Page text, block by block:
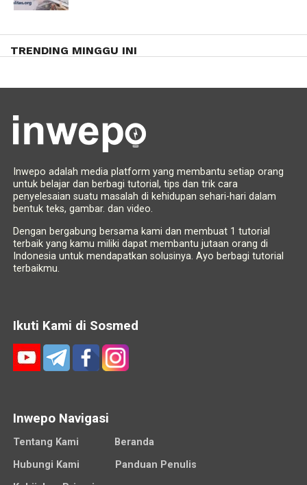
TRENDING MINGGU INI
Inwepo adalah media platform yang membantu setiap orang
untuk belajar dan berbagi tutorial, tips dan trik cara
penyelesaian suatu masalah di kehidupan sehari-hari dalam
bentuk teks, gambar. dan video.
Dengan bergabung bersama kami dan membuat 1 tutorial
terbaik yang kamu miliki dapat membantu jutaan orang di
Indonesia untuk mendapatkan solusinya. Ayo berbagi tutorial
terbaikmu.
Ikuti Kami di Sosmed
Inwepo Navigasi
Tentang Kami
Beranda
Hubungi Kami
Panduan Penulis